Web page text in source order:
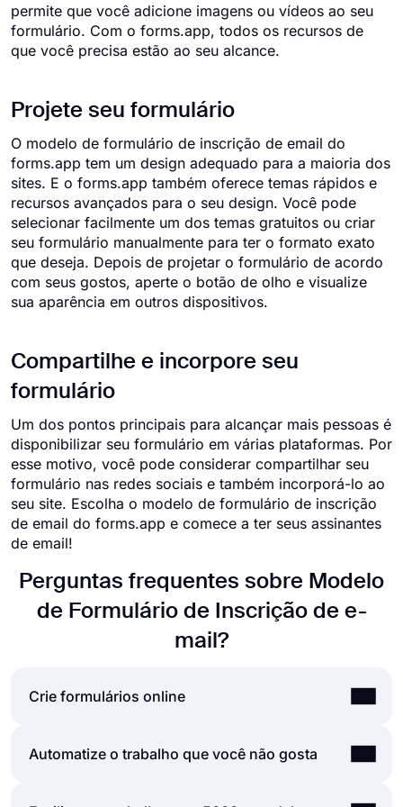
permite que você adicione imagens ou vídeos ao seu
formulário. Com o forms.app, todos os recursos de
que você precisa estão ao seu alcance.
Projete seu formulário
O modelo de formulário de inscrição de email do
forms.app tem um design adequado para a maioria dos
sites. E o forms.app também oferece temas rápidos e
recursos avançados para o seu design. Você pode
selecionar facilmente um dos temas gratuitos ou criar
seu formulário manualmente para ter o formato exato
que deseja. Depois de projetar o formulário de acordo
com seus gostos, aperte o botão de olho e visualize
sua aparência em outros dispositivos.
Compartilhe e incorpore seu
formulário
Um dos pontos principais para alcançar mais pessoas é
disponibilizar seu formulário em várias plataformas. Por
esse motivo, você pode considerar compartilhar seu
formulário nas redes sociais e também incorporá-lo ao
seu site. Escolha o modelo de formulário de inscrição
de email do forms.app e comece a ter seus assinantes
de email!
Perguntas frequentes sobre Modelo
de Formulário de Inscrição de e-
mail?
Crie formulários online
Usando a interface de usuário fácil e extensa do
Automatize o trabalho que você não gosta